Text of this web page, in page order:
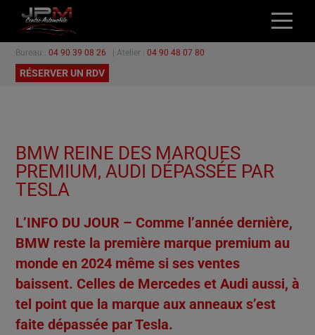
ACCUEIL
NOS VÉHICULES
PROMOTIONS
CONTACT
Bureau : 04 90 39 08 26 | Atelier : 04 90 48 07 80
RÉSERVER UN RDV
BMW REINE DES MARQUES
PREMIUM, AUDI DÉPASSÉE PAR
TESLA
L’INFO DU JOUR – Comme l’année dernière,
BMW reste la première marque premium au
monde en 2024 même si ses ventes
baissent. Celles de Mercedes et Audi aussi, à
tel point que la marque aux anneaux s’est
faite dépassée par Tesla.